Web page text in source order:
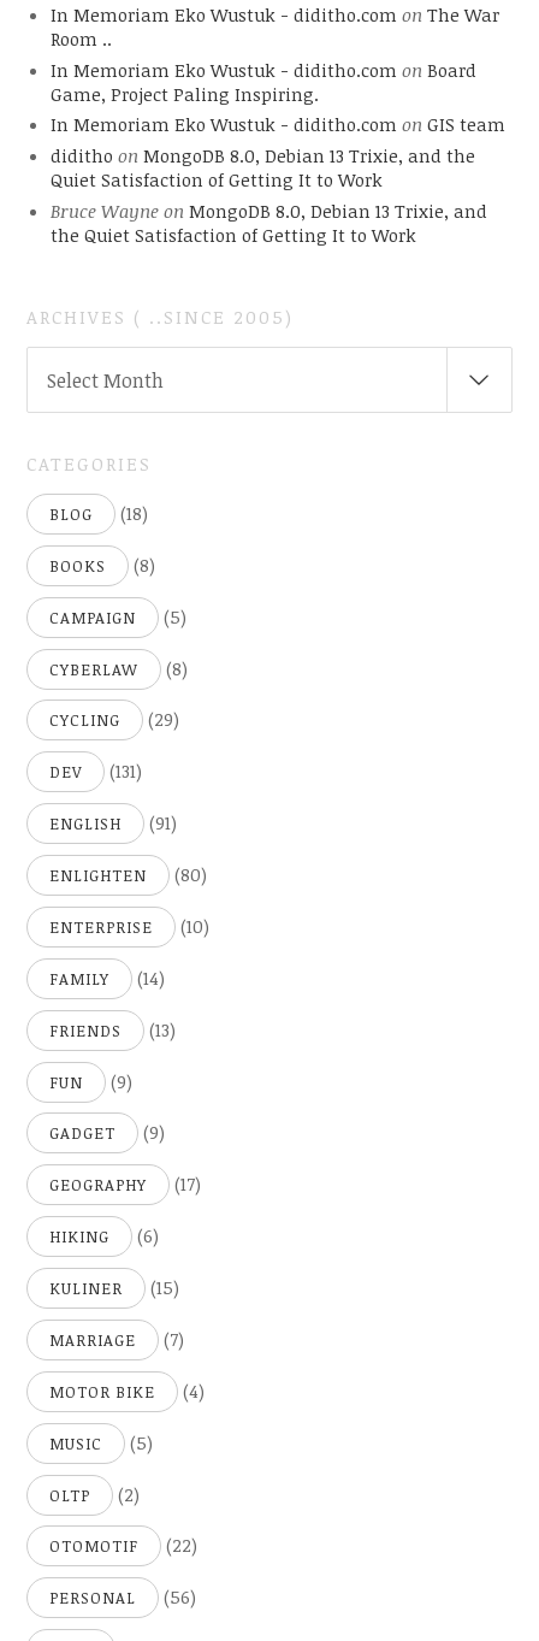
In Memoriam Eko Wustuk - diditho.com on The War
Room ..
In Memoriam Eko Wustuk - diditho.com on Board
Game, Project Paling Inspiring.
In Memoriam Eko Wustuk - diditho.com on GIS team
diditho on MongoDB 8.0, Debian 13 Trixie, and the
Quiet Satisfaction of Getting It to Work
Bruce Wayneon MongoDB 8.0, Debian 13 Trixie, and
the Quiet Satisfaction of Getting It to Work
ARCHIVES ( ..SINCE 2005)
Select Month
CATEGORIES
BLOG (18)
BOOKS (8)
CAMPAIGN (5)
CYBERLAW (8)
CYCLING (29)
DEV (131)
ENGLISH (91)
ENLIGHTEN (80)
ENTERPRISE (10)
FAMILY (14)
FRIENDS (13)
FUN (9)
GADGET (9)
GEOGRAPHY (17)
HIKING (6)
KULINER (15)
MARRIAGE (7)
MOTOR BIKE (4)
MUSIC (5)
OLTP (2)
OTOMOTIF (22)
PERSONAL (56)